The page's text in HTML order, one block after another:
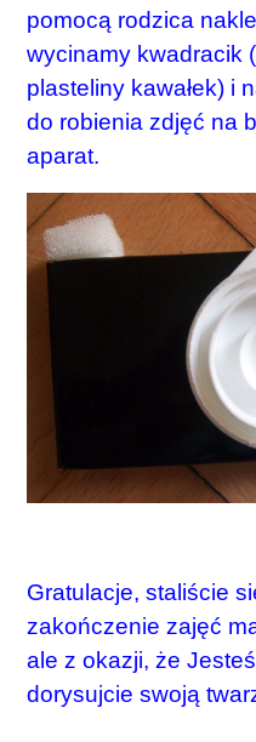
pomocą rodzica
wycinamy kwadracik
plasteliny kawałek) i
do robienia zdjęć na
aparat.
Gratulacje, staliście
zakończenie zajęć
ale z okazji, że
dorysujcie swoją